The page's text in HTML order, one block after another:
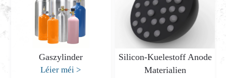
Gaszylinder
Léier méi>
Silicon-Kuelestoff Anode
Materialien